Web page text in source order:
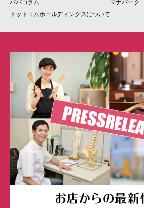
パパコラム
マナパーク
ドットコムホールディングスについて